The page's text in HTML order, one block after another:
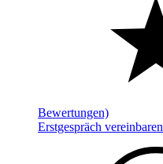
Bewertungen)
Erstgespräch vereinbaren